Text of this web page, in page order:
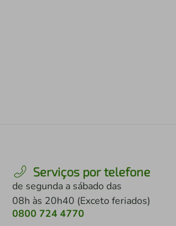
Serviços por telefone
de segunda a sábado das
08h às 20h40 (Exceto feriados)
0800 724 4770